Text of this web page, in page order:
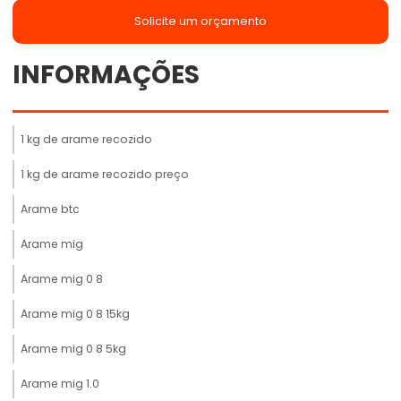
Solicite um orçamento
INFORMAÇÕES
1 kg de arame recozido
1 kg de arame recozido preço
Arame btc
Arame mig
Arame mig 0 8
Arame mig 0 8 15kg
Arame mig 0 8 5kg
Arame mig 1.0